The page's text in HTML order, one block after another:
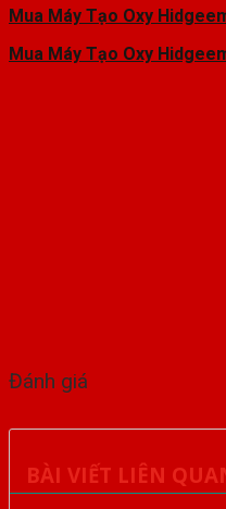
Mua Máy Tạo Oxy
Mua Máy Tạo Oxy
Đánh giá
BÀI VIẾT LIÊN